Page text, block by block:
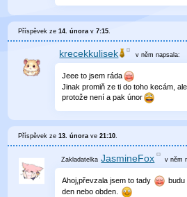
Příspěvek ze14. února v7:15.
krecekkulisek v němnapsala:
Jeee to jsem ráda
Jinak promiň ze ti do toho kecám,
protože není a pak únor
Příspěvek ze13. února ve21:10.
JasmineFox v něm
Ahoj,převzala jsem to tady
budu
den nebo obden.